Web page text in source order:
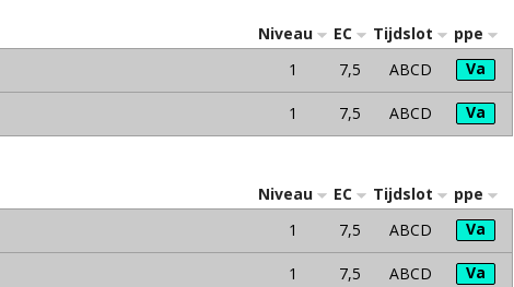
Niveau EC Tijdslot
ppe
1 7,5 ABCD Va
1 7,5 ABCD Va
Niveau EC Tijdslot
ppe
1 7,5 ABCD Va
1 7,5 ABCD Va